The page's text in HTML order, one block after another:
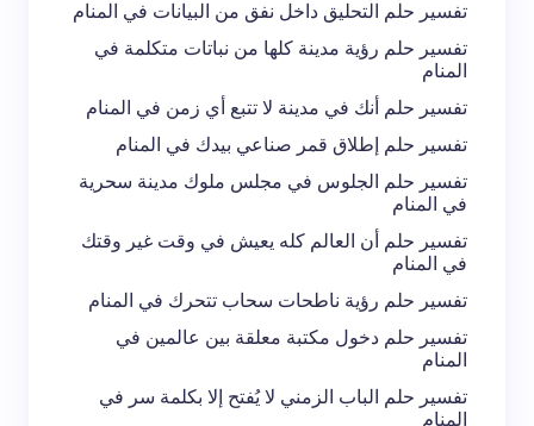
تفسير حلم التحليق داخل نفق من البيانات في المنام
تفسير حلم رؤية مدينة كلها من نباتات متكلمة في
المنام
تفسير حلم أنك في مدينة لا تتبع أي زمن في المنام
تفسير حلم إطلاق قمر صناعي بيدك في المنام
تفسير حلم الجلوس في مجلس ملوك مدينة سحرية
في المنام
تفسير حلم أن العالم كله يعيش في وقت غير وقتك
في المنام
تفسير حلم رؤية ناطحات سحاب تتحرك في المنام
تفسير حلم دخول مكتبة معلقة بين عالمين في
المنام
تفسير حلم الباب الزمني لا يُفتح إلا بكلمة سر في
المنام